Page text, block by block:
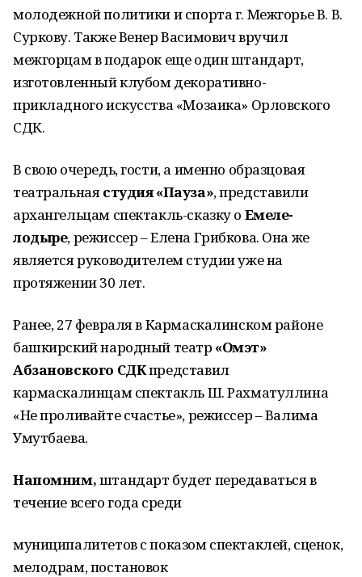
молодежной политики и спорта г. Межгорье В. В.
Суркову. Также Венер Васимович вручил
межгорцам в подарок еще один штандарт,
изготовленный клубом декоративно-
прикладного искусства «Мозаика» Орловского
СДК.
В свою очередь, гости, а именно образцовая
театральнаястудия «Пауза», представили
архангельцам спектакль-сказку о Емеле-
лодыре, режиссер – Елена Грибкова. Она же
является руководителем студии уже на
протяжении 30 лет.
Ранее, 27 февраля в Кармаскалинском районе
башкирский народный театр «Омэт»
Абзановского СДКпредставил
кармаскалинцам спектакль Ш. Рахматуллина
«Не проливайте счастье», режиссер – Валима
Умутбаева.
Напомним,штандарт будет передаваться в
течение всего года среди
муниципалитетов с показом спектаклей, сценок,
мелодрам, постановок